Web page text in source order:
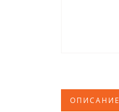
ОПИСАНИЕ